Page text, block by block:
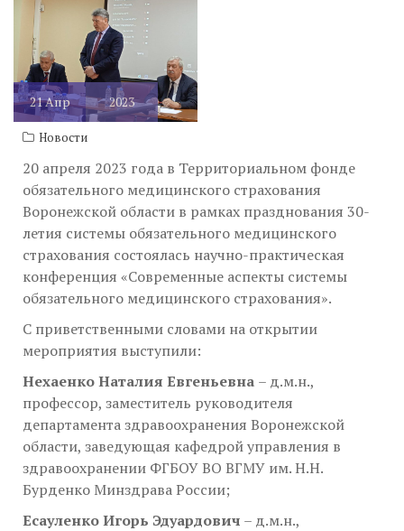
21Апр 2023
Новости
20 апреля 2023 года в Территориальном фонде
обязательного медицинского страхования
Воронежской области в рамках празднования 30-
летия системы обязательного медицинского
страхования состоялась научно-практическая
конференция «Современные аспекты системы
обязательного медицинского страхования».
С приветственными словами на открытии
мероприятия выступили:
Нехаенко Наталия Евгеньевна – д.м.н.,
профессор, заместитель руководителя
департамента здравоохранения Воронежской
области, заведующая кафедрой управления в
здравоохранении ФГБОУ ВО ВГМУ им. Н.Н.
Бурденко Минздрава России;
Есауленко Игорь Эдуардович – д.м.н.,